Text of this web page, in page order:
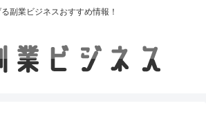
副業ビジネスおすすめ情報！